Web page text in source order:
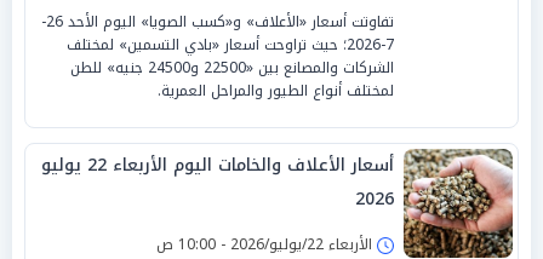
تفاوتت أسعار «الأعلاف» و«كسب الصويا» اليوم الأحد 26-
7-2026؛ حيث تراوحت أسعار «بادي التسمين» لمختلف
الشركات والمصانع بين «22500 و24500 جنيه» للطن
لمختلف أنواع الطيور والمراحل العمرية.
أسعار الأعلاف والخامات اليوم الأربعاء 22 يوليو
2026
الأربعاء 22/يوليو/2026 - 10:00 ص